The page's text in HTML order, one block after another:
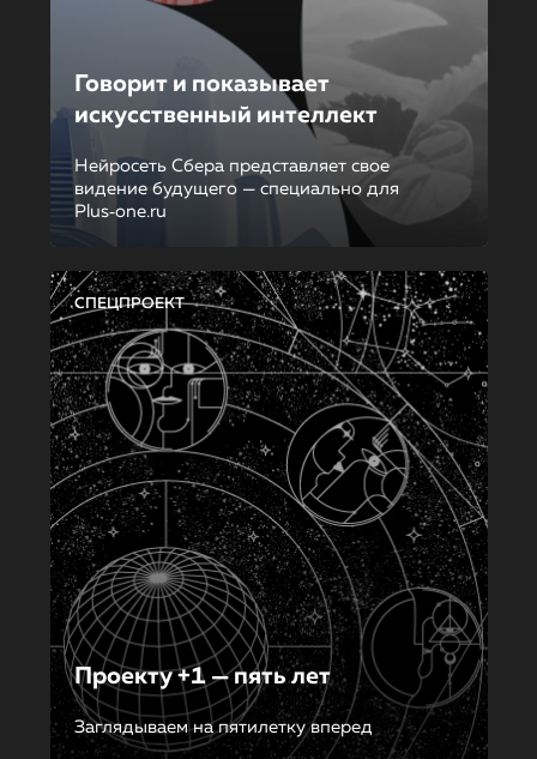
Говорит и показывает
искусственный интеллект
Нейросеть Сбера представляет свое
видение будущего — специально для
Plus‑one.ru
СПЕЦПРОЕКТ
Проекту +1 — пять лет
Заглядываем на пятилетку вперед